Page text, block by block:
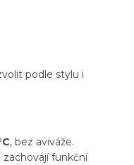
podle stylu i
, bez aviváže.
zachovají funkční